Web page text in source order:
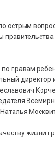
острым
правам
директор
жизни